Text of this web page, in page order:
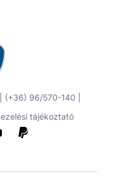
(+36) 96/570-140 |
tájékoztató